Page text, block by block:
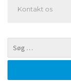
Kontakt os